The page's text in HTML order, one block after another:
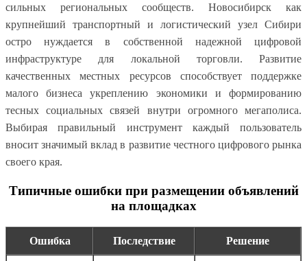
сильных региональных сообществ. Новосибирск как
крупнейший транспортный и логистический узел Сибири
остро нуждается в собственной надежной цифровой
инфраструктуре для локальной торговли. Развитие
качественных местных ресурсов способствует поддержке
малого бизнеса укреплению экономики и формированию
тесных социальных связей внутри огромного мегаполиса.
Выбирая правильный инструмент каждый пользователь
вносит значимый вклад в развитие честного цифрового рынка
своего края.
Типичные ошибки при размещении объявлений
на площадках
Ошибка Последствие Решение